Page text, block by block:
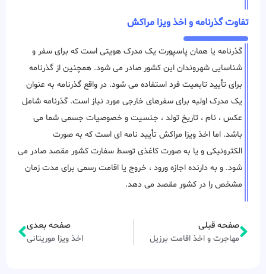
تفاوت گذرنامه و اخذ ویزا مراکش
گذرنامه یا همان پاسپورت یک مدرک هویتی است که برای سفر و
شناسایی شهروندان این کشور صادر می شود. همچنین از گذرنامه
برای تأیید تابعیت فرد استفاده می شود. در واقع گذرنامه به عنوان
یک مدرک اولیه برای سفرهای خارجی مورد نیاز است. گذرنامه شامل
عکس ، نام ، تاریخ تولد ، جنسیت و خصوصیات جسمی شما می
باشد. اما اخذ ویزا مراکش تأیید نامه ای است که به صورت
الکترونیکی و یا به صورت کاغذی توسط سفارت کشور مقصد صادر می
شود. و به دارنده اجازه ورود ، خروج یا اقامت رسمی برای مدت زمان
مشخص را در کشور مقصد می دهد.
صفحه قبلی
مهاجرت و اخذ اقامت برزیل
صفحه بعدی
اخذ ویزا موریتانی